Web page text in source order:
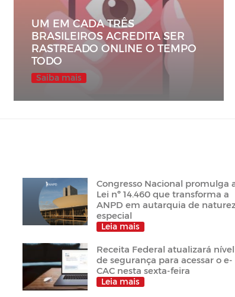
UM EM CADA TRÊS
BRASILEIROS ACREDITA SER
RASTREADO ONLINE O TEMPO
TODO
Saiba mais
Congresso Nacional promulga
Lei nº 14.460 que transforma a
ANPD em autarquia de
especial
Leia mais
Receita Federal atualizará nível
de segurança para acessar o e-
CAC nesta sexta-feira
Leia mais